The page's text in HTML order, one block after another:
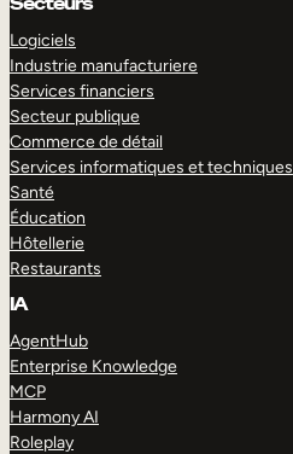
Logiciels
Industrie manufacturiere
Services financiers
Secteur publique
Commerce de détail
Services informatiques et techniques
Santé
Éducation
Hôtellerie
Restaurants
IA
AgentHub
Enterprise Knowledge
MCP
Harmony AI
Roleplay